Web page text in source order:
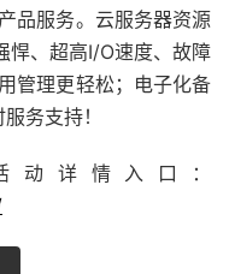
品服务。 云服务器资源
悍、超高I/O速度、故障
管理更轻松；电子化备
务支持！
动详情入口：